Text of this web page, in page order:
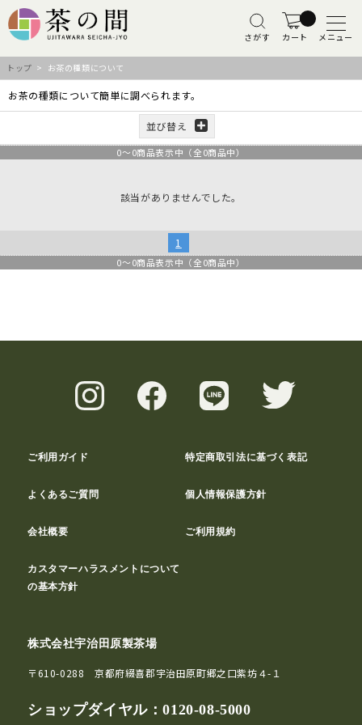
さがす カート メニュー
トップ > お茶の種類について
お茶の種類について簡単に調べられます。
並び替え
0～0商品表示中（全0商品中）
該当がありませんでした。
1
0～0商品表示中（全0商品中）
ご利用ガイド 特定商取引法に基づく表記
よくあるご質問 個人情報保護方針
会社概要 ご利用規約
カスタマーハラスメントについて
の基本方針
株式会社宇治田原製茶場
〒610-0288 京都府綴喜郡宇治田原町郷之口紫坊４-１
ショップダイヤル：0120-08-5000